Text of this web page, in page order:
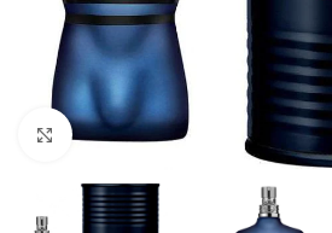
Click to enlarge